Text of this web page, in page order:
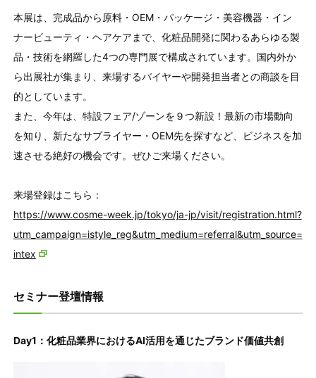
本展は、完成品から原料・OEM・パッケージ・美容機器・イン
ナービューティ・ヘアケアまで、化粧品開発に関わるあらゆる製
品・技術を網羅した4つの専門展で構成されています。国内外か
ら出展社が集まり、来場するバイヤーや開発担当者との商談を目
的としています。
また、今年は、特設フェア/ゾーンを９つ新設！最新の市場動向
を知り、新たなサプライヤー・OEM先を探すなど、ビジネスを加
速させる絶好の機会です。ぜひご来場ください。
来場登録はこちら：
https://www.cosme-week.jp/tokyo/ja-jp/visit/registration.html?
utm_campaign=istyle_reg&utm_medium=referral&utm_source=
intex
セミナー登壇情報
Day1：化粧品業界におけるAI活用を通じたブランド価値共創